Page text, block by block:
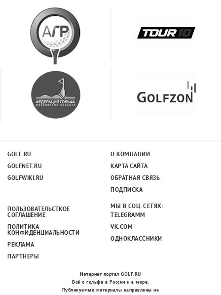
GOLF.RU
GOLFNET.RU
GOLFWIKI.RU
О КОМПАНИИ
КАРТА САЙТА
ОБРАТНАЯ СВЯЗЬ
ПОДПИСКА
ПОЛЬЗОВАТЕЛЬСТКОЕ
СОГЛАШЕНИЕ
ПОЛИТИКА
КОНФИДЕНЦИАЛЬНОСТИ
РЕКЛАМА
ПАРТНЕРЫ
МЫ В СОЦ. СЕТЯХ:
TELEGRAMM
VK.COM
ОДНОКЛАССНИКИ
Интернет портал GOLF.RU
Всё о гольфе в России и в мире.
Публикуемые материалы направлены на